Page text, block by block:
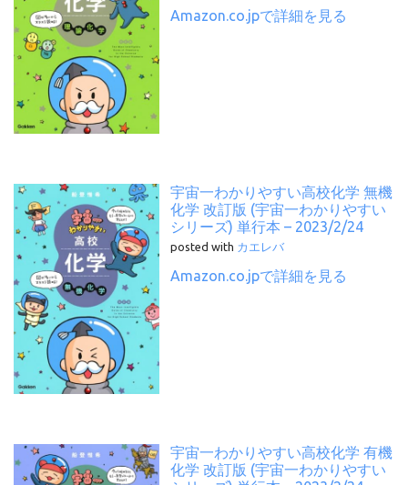
Amazon.co.jpで詳細を見る
宇宙一わかりやすい高校化学 無機
化学 改訂版 (宇宙一わかりやすい
シリーズ) 単行本 – 2023/2/24
posted with カエレバ
Amazon.co.jpで詳細を見る
宇宙一わかりやすい高校化学 有機
化学 改訂版 (宇宙一わかりやすい